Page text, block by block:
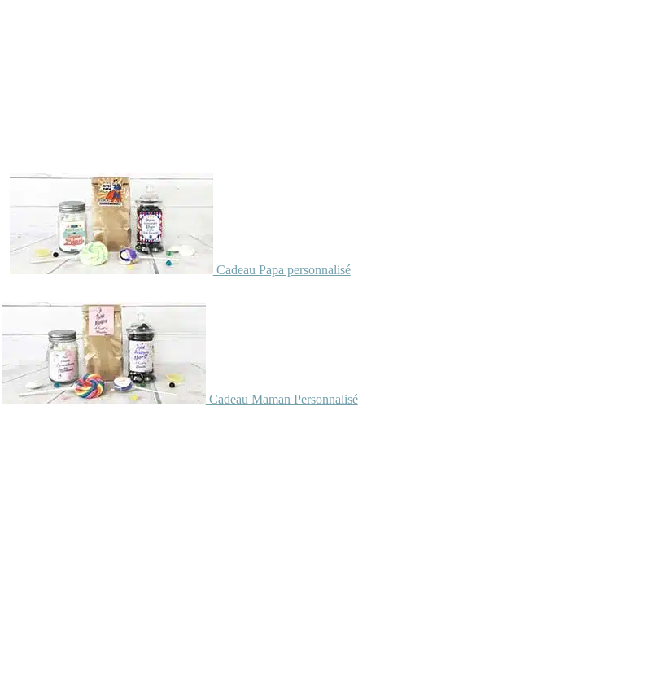
Cadeau Papa personnalisé
Cadeau Maman Personnalisé